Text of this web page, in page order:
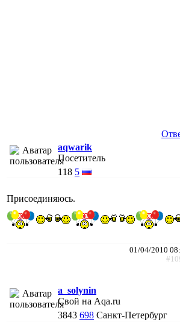
aqwarik
Посетитель
118 5
Присоединяюсь.
01/04/2010
a_solynin
Свой на Aqa.ru
3843 698 Санкт-Петербург